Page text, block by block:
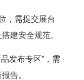
，需提交展台
建安全规范。
发布专区”，需
告。